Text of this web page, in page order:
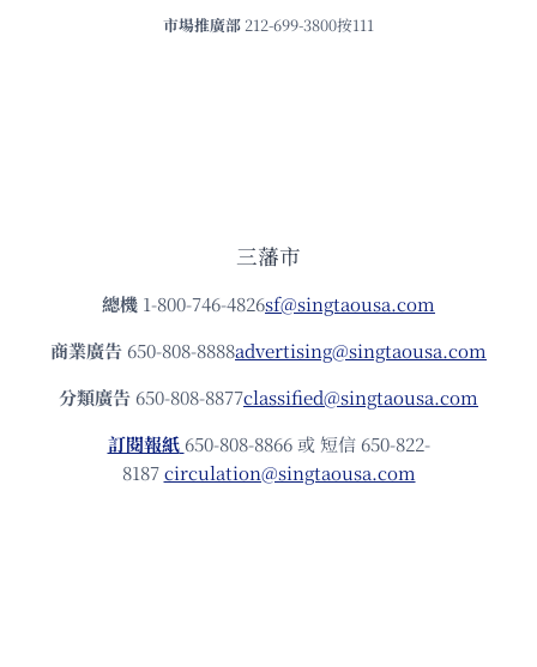
市場推廣部 212-699-3800按111
三藩市
總機 1-800-746-4826sf@singtaousa.com
商業廣告 650-808-8888advertising@singtaousa.com
分類廣告 650-808-8877classified@singtaousa.com
訂閱報紙 650-808-8866 或 短信 650-822-
8187circulation@singtaousa.com